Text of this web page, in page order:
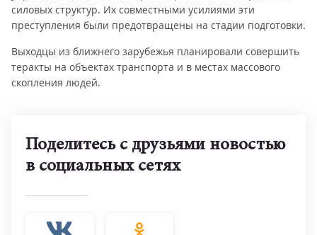
силовых структур. Их совместными усилиями эти
преступления были предотвращены на стадии подготовки.
Выходцы из ближнего зарубежья планировали совершить
теракты на объектах транспорта и в местах массового
скопления людей.
Поделитесь с друзьями новостью
в социальных сетях